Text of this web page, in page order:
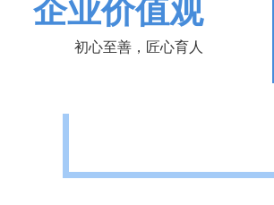
企业价值观
初心至善，匠心育人